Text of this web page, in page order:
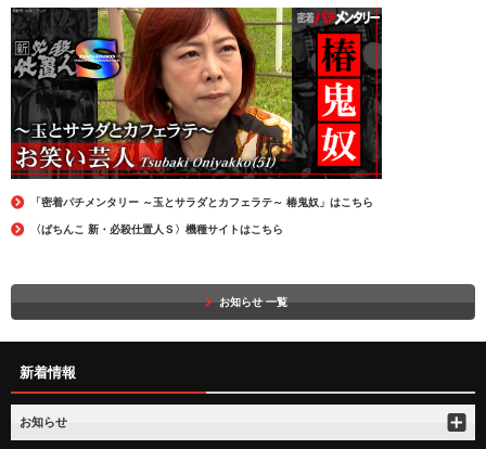
「密着パチメンタリー ～玉とサラダとカフェラテ～ 椿鬼奴」はこちら
〈ぱちんこ 新・必殺仕置人Ｓ〉機種サイトはこちら
お知らせ 一覧
新着情報
お知らせ